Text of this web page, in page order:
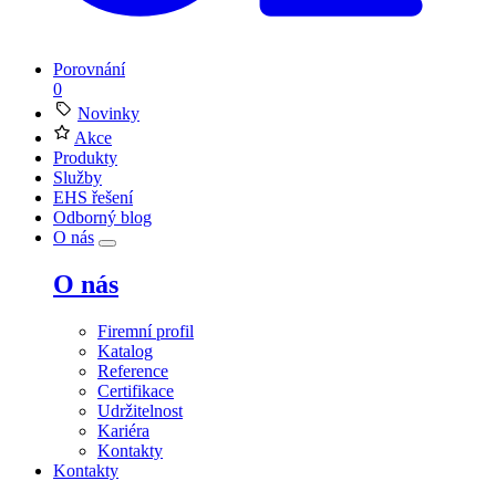
Porovnání
0
Novinky
Akce
Produkty
Služby
EHS řešení
Odborný blog
O nás
O nás
Firemní profil
Katalog
Reference
Certifikace
Udržitelnost
Kariéra
Kontakty
Kontakty